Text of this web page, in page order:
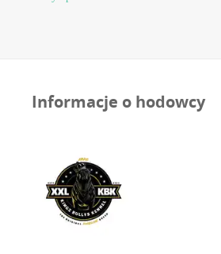
Informacje o hodowcy